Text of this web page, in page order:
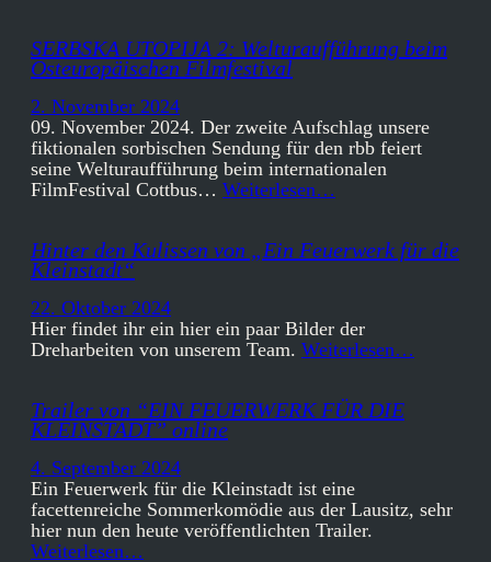
SERBSKA UTOPIJA 2: Welturaufführung beim
Osteuropäischen Filmfestival
2. November 2024
09. November 2024. Der zweite Aufschlag unsere
fiktionalen sorbischen Sendung für den rbb feiert
seine Welturaufführung beim internationalen
FilmFestival Cottbus… Weiterlesen…
Hinter den Kulissen von „Ein Feuerwerk für die
Kleinstadt“
22. Oktober 2024
Hier findet ihr ein hier ein paar Bilder der
Dreharbeiten von unserem Team. Weiterlesen…
Trailer von “EIN FEUERWERK FÜR DIE
KLEINSTADT” online
4. September 2024
Ein Feuerwerk für die Kleinstadt ist eine
facettenreiche Sommerkomödie aus der Lausitz, sehr
hier nun den heute veröffentlichten Trailer.
Weiterlesen…